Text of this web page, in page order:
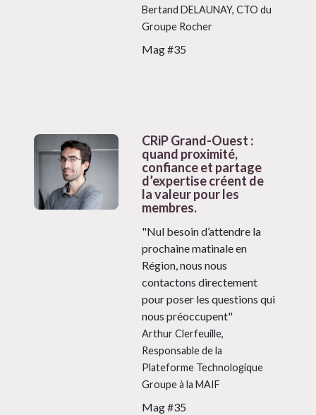
Bertand DELAUNAY, CTO du
Groupe Rocher
Mag #35
CRiP Grand-Ouest :
quand proximité,
confiance et partage
d’expertise créent de
la valeur pour les
membres.
"Nul besoin d’attendre la
prochaine matinale en
Région, nous nous
contactons directement
pour poser les questions qui
nous préoccupent"
Arthur Clerfeuille,
Responsable de la
Plateforme Technologique
Groupe à la MAIF
Mag #35